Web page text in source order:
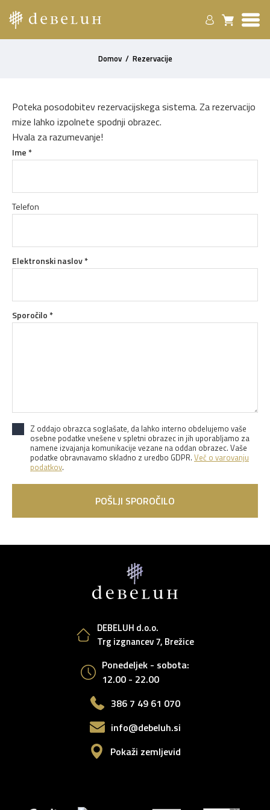
Domov/ Rezervacije
Poteka posodobitev rezervacijskega sistema. Za rezervacijo
mize lahko izpolnete spodnji obrazec.
Hvala za razumevanje!
Ime *
Telefon
Elektronski naslov *
Sporočilo *
Z oddajo obrazca soglašate, da lahko interno obdelujemo vaše
osebne podatke vnešene v spletni obrazec in jih uporabljamo za
namene izvajanja komunikacije vezane na oddan obrazec. Vaše
podatke obravnavamo skladno z uredbo GDPR. Več o varovanju
podatkov.
DEBELUH d.o.o.
Trg izgnancev 7, Brežice
Ponedeljek - sobota:
12.00 - 22.00
386 7 49 61 070
info@debeluh.si
Pokaži zemljevid